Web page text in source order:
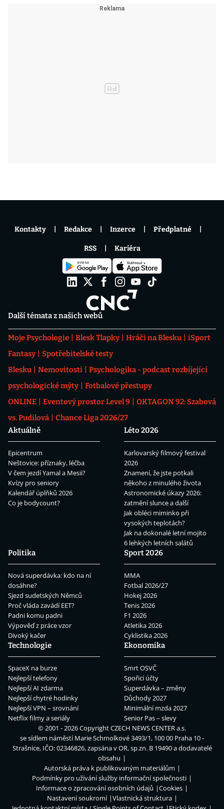
Další témata z našich webů
Moje Psychologie Blesk Tlapky Hráči na Blesku
iSport
Fantasy
Spotřebitelské testy
Blesku
Nemovitosti
Psychologika - podcast rozbíjející
psychologické mýty
Fotbalové přestupy
ONLINE
Eventový prostor Level 9
OKTAGON 92: Szabová
vs. Pudilová
Chance Liga 2026/27
Aktuálně
Epicentrum
Neštovice: příznaky, léčba
V čem jezdí Yamal a Mesii?
Kvízy pro seniory
Kalendář úplňků 2026
Co je bodycount?
Léto 2026
Karlovarský filmový festival
2026
Znamení, že jste potkali
někoho z minulého života
Astronomické úkazy 2026:
zatmění slunce a další
Jak obléci miminko při
vysokých teplotách?
Jak na dokonalé letní mojito
6 lehkých letních salátů
Politika
Nová superdávka: kdo na ní
dosáhne?
Sjezd sudetských Němců
Proč vláda zavádí EET?
Padni komu padni
Výpověď z práce vzor
Divoký kačer
Sport 2026
MMA
Fotbal 2026/27
Hokej 2026
Tenis 2026
F1 2026
Atletika 2026
Cyklistika 2026
Technologie
SpaceX na burze
Nejlepší telefony
Nejlepší AI zdarma
Nejlepší chytré hodinky
Nejlepší VPN – srovnání
Netflix filmy a seriály
Ekonomika
Smrt OSVČ
Spořicí účty
Superdávka – změny
Důchody 2027
Minimální mzda 2027
Senior Pas – slevy
Kontakty Redakce Inzerce Předplatné
RSS Kariéra
© 2001 - 2026 CopyrightCZECH NEWS CENTER a.s.
se sídlem náměstí Marie Schmolkové 3493/1, 100 00 Praha 10 -
Strašnice, IČO: 02346826, zapsána v OR, sp.zn. B 19490 a dodavatelé
obsahu
Autorská práva k publikovaným materiálům
Podmínky pro užívání služby informační společnosti
Informace o zpracování osobních údajů
Cookies
Nastavení soukromí
Vlastnická struktura